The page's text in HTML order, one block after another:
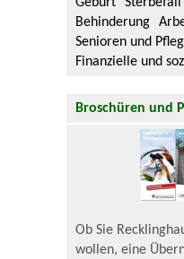
Behinderung
Senioren und
Finanzielle und
Broschüren und
Ob Sie
wollen, eine